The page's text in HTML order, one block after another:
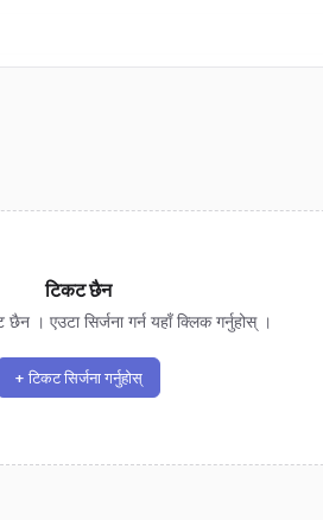
टिकट छैन
। एउटा सिर्जना गर्न यहाँ क्लिक गर्नुहोस् ।
+ टिकट सिर्जना गर्नुहोस्